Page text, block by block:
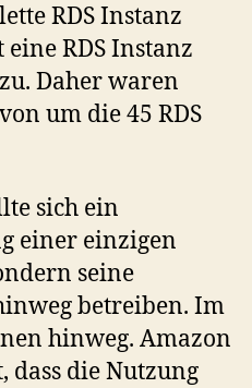
RDS Instanz
RDS Instanz
Daher waren
um die 45 RDS
sich ein
einer einzigen
seine
betreiben. Im
hinweg. Amazon
dass die Nutzung